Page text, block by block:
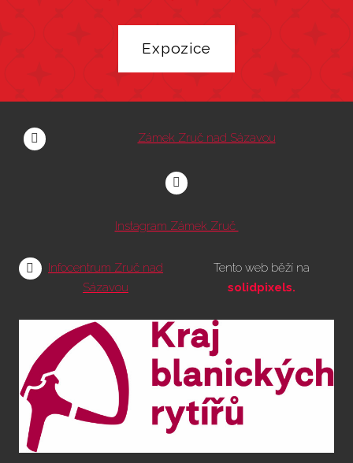
Expozice
Zámek Zruč nad Sázavou
Instagram Zámek Zruč
Infocentrum Zruč nad
Sázavou
Tento web běží na
solidpixels.